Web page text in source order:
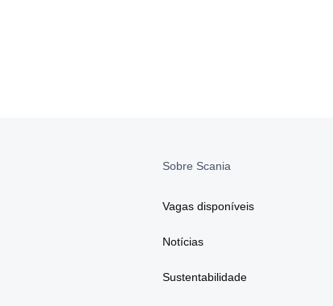
Sobre Scania
Vagas disponíveis
Notícias
Sustentabilidade